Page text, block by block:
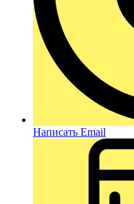
Написать Email